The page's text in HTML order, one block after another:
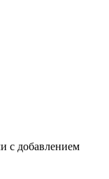
с добавлением